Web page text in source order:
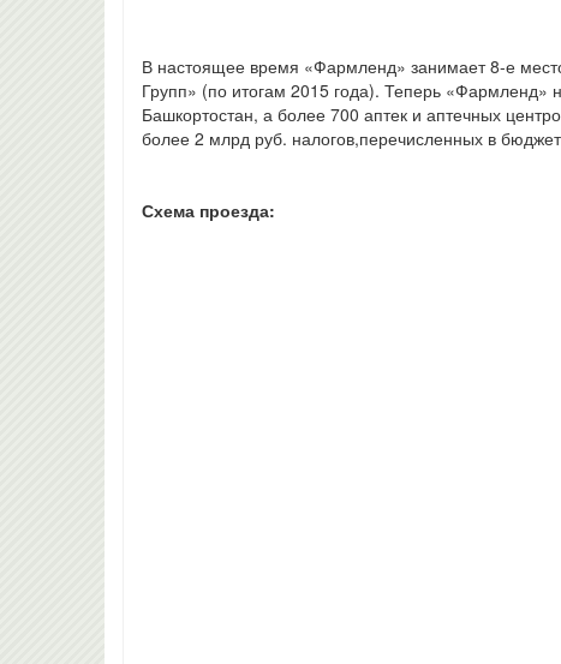
В настоящее время «Фармленд» занимает 8-е
Групп» (по итогам 2015 года). Теперь «Фармленд»
Башкортостан, а более 700 аптек и аптечных
более 2 млрд руб. налогов,перечисленных в
Схема проезда: